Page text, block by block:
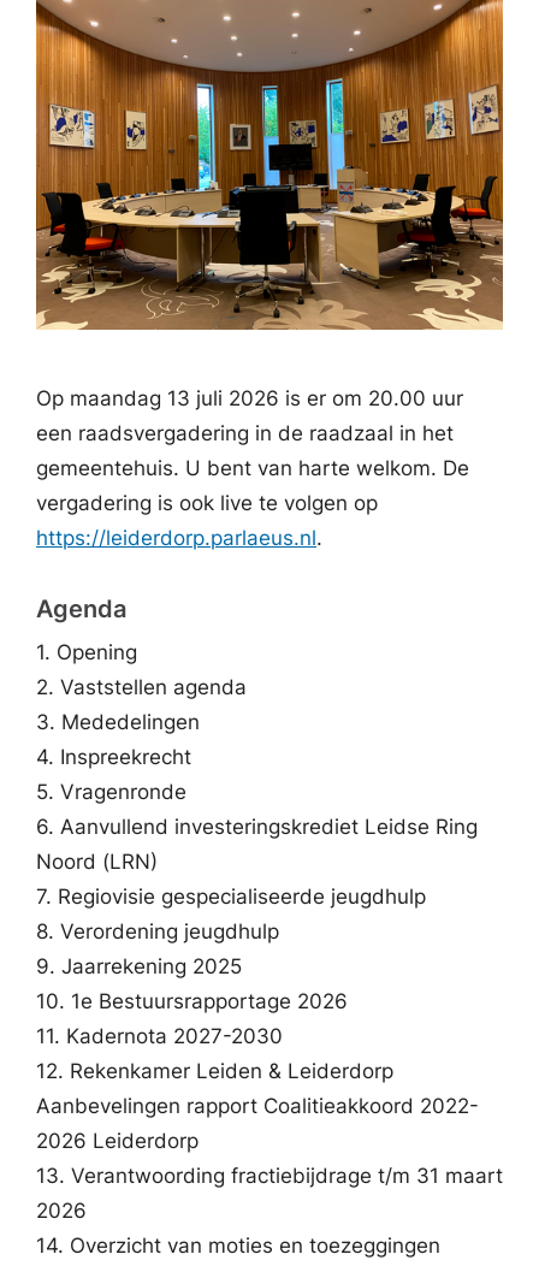
Op maandag 13 juli 2026 is er om 20.00 uur
een raadsvergadering in de raadzaal in het
gemeentehuis. U bent van harte welkom. De
vergadering is ook live te volgen op
https://leiderdorp.parlaeus.nl.
Agenda
1. Opening
2. Vaststellen agenda
3. Mededelingen
4. Inspreekrecht
5. Vragenronde
6. Aanvullend investeringskrediet Leidse Ring
Noord (LRN)
7. Regiovisie gespecialiseerde jeugdhulp
8. Verordening jeugdhulp
9. Jaarrekening 2025
10. 1e Bestuursrapportage 2026
11. Kadernota 2027-2030
12. Rekenkamer Leiden & Leiderdorp
Aanbevelingen rapport Coalitieakkoord 2022-
2026 Leiderdorp
13. Verantwoording fractiebijdrage t/m 31 maart
2026
14. Overzicht van moties en toezeggingen